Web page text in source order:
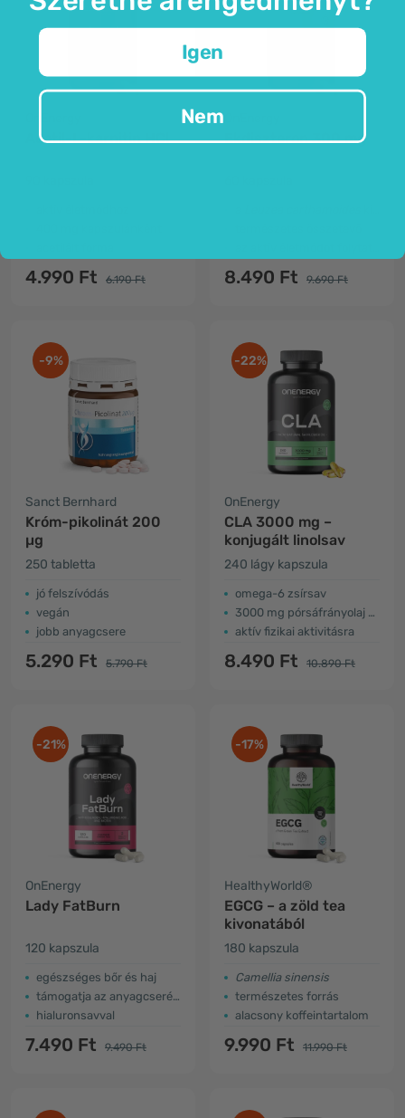
Acetil-L-karnitin HCl
4.990 Ft 6.190 Ft
Ekdiszteron 300 mg
8.490 Ft 9.690 Ft
-9%
Sanct Bernhard
Króm-pikolinát 200
µg
250 tabletta
jó felszívódás
vegán
jobb anyagcsere
5.290 Ft 5.790 Ft
-22%
OnEnergy
CLA 3000 mg –
konjugált linolsav
240 lágy kapszula
omega-6 zsírsav
3000 mg pórsáfrányolaj 3 kapszulában
aktív fizikai aktivitásra
8.490 Ft 10.890 Ft
-21%
OnEnergy
Lady FatBurn
120 kapszula
egészséges bőr és haj
támogatja az anyagcserét és az energiát
hialuronsavval
7.490 Ft 9.490 Ft
-17%
HealthyWorld®
EGCG – a zöld tea
kivonatából
180 kapszula
Camellia sinensis
természetes forrás
alacsony koffeintartalom
9.990 Ft 11.990 Ft
Igen
Nem